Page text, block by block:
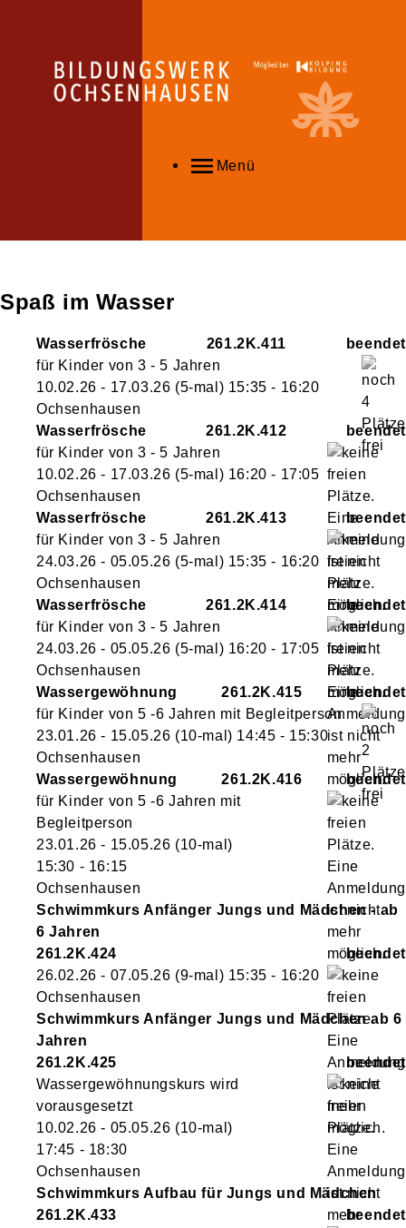
Menü
Spaß im Wasser
Wasserfrösche
261.2K.411
für Kinder von 3 - 5 Jahren
10.02.26 - 17.03.26 (5-mal) 15:35 - 16:20
Ochsenhausen
Wasserfrösche
261.2K.412
für Kinder von 3 - 5 Jahren
10.02.26 - 17.03.26 (5-mal) 16:20 - 17:05
Ochsenhausen
Wasserfrösche
261.2K.413
für Kinder von 3 - 5 Jahren
24.03.26 - 05.05.26 (5-mal) 15:35 - 16:20
Ochsenhausen
Wasserfrösche
261.2K.414
für Kinder von 3 - 5 Jahren
24.03.26 - 05.05.26 (5-mal) 16:20 - 17:05
Ochsenhausen
Wassergewöhnung
261.2K.415
für Kinder von 5 -6 Jahren mit Begleitperson
23.01.26 - 15.05.26 (10-mal) 14:45 - 15:30
Ochsenhausen
Wassergewöhnung
261.2K.416
für Kinder von 5 -6 Jahren mit
Begleitperson
23.01.26 - 15.05.26 (10-mal)
15:30 - 16:15
Ochsenhausen
Schwimmkurs Anfänger Jungs und Mädchen - ab
6 Jahren
261.2K.424
26.02.26 - 07.05.26 (9-mal) 15:35 - 16:20
Ochsenhausen
Schwimmkurs Anfänger Jungs und Mädchen ab 6
Jahren
261.2K.425
Wassergewöhnungskurs wird
vorausgesetzt
10.02.26 - 05.05.26 (10-mal)
17:45 - 18:30
Ochsenhausen
Schwimmkurs Aufbau für Jungs und Mädchen
261.2K.433